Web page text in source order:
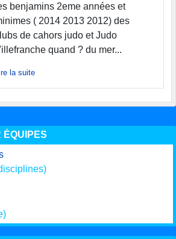
benjamins 2eme années et
( 2014 2013 2012) des
de cahors judo et Judo
quand ? du mer...
la suite
ÉQUIPES